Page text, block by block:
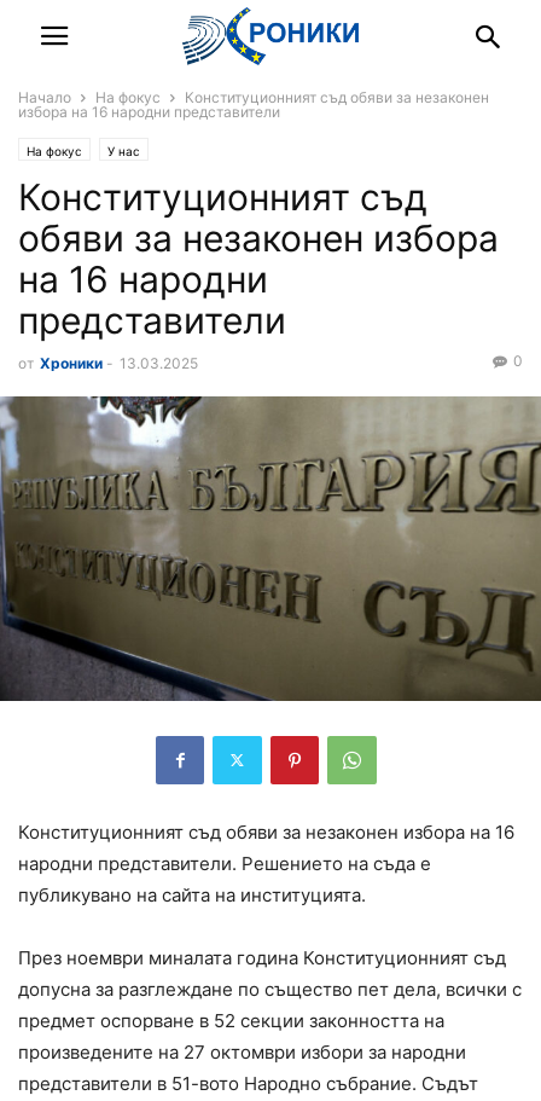
Начало На фокус
Конституционният съд обяви за незаконен
избора на 16 народни представители
На фокус У нас
Конституционният съд
обяви за незаконен избора
на 16 народни
представители
от Хроники - 13.03.2025 0
Конституционният съд обяви за незаконен избора на 16
народни представители. Решението на съда е
публикувано на сайта на институцията.
През ноември миналата година Конституционният съд
допусна за разглеждане по същество пет дела, всички с
предмет оспорване в 52 секции законността на
произведените на 27 октомври избори за народни
представители в 51-вото Народно събрание. Съдът